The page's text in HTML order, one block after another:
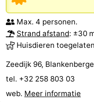
Max. 4 personen.
Strand afstand: ±30
Huisdieren
Zeedijk 96, Blankenberge
tel. +32 258 803 03
web. Meer informatie